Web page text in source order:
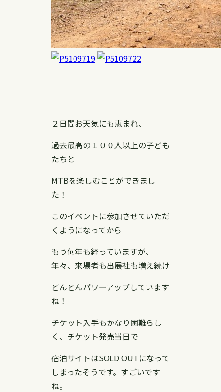
２日間お天気にも恵まれ、
過去最高の１００人以上の子ども
たちと
MTBを楽しむことができまし
た！
このイベントに参加させていただ
くようになってから
もう何年も経っていますが、
年々、来場者も出展社も増え続け
どんどんパワーアップしています
ね！
チケット入手もかなり困難らし
く、チケット発売当日で
宿泊サイトはSOLD OUTになって
しまったそうです。すごいです
ね。